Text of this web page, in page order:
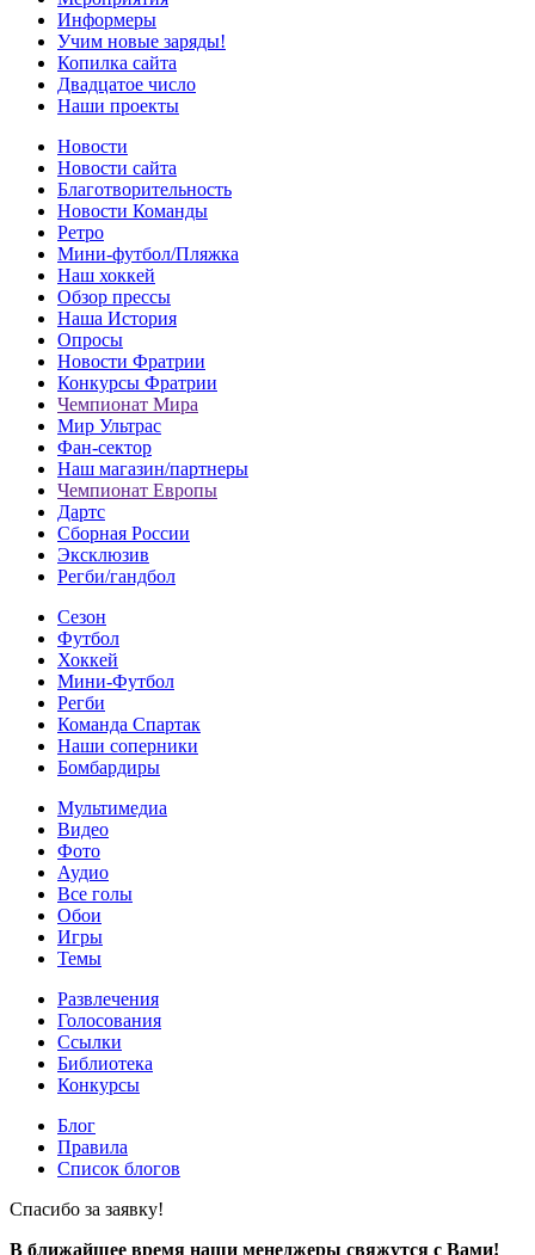
Информеры
Учим новые заряды!
Копилка сайта
Двадцатое число
Наши проекты
Новости
Новости сайта
Благотворительность
Новости Команды
Ретро
Мини-футбол/Пляжка
Наш хоккей
Обзор прессы
Наша История
Опросы
Новости Фратрии
Конкурсы Фратрии
Чемпионат Мира
Мир Ультрас
Фан-cектор
Наш магазин/партнеры
Чемпионат Европы
Дартс
Сборная России
Эксклюзив
Регби/гандбол
Сезон
Футбол
Хоккей
Мини-Футбол
Регби
Команда Спартак
Наши соперники
Бомбардиры
Мультимедиа
Видео
Фото
Аудио
Все голы
Обои
Игры
Темы
Развлечения
Голосования
Ссылки
Библиотека
Конкурсы
Блог
Правила
Список блогов
Спасибо за заявку!
В ближайшее время наши менеджеры свяжутся с Вами!